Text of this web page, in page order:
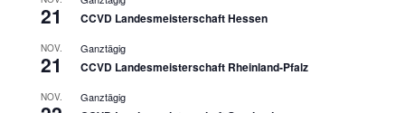
21 CCVD Landesmeisterschaft Hessen
NOV.
21
Ganztägig
CCVD Landesmeisterschaft Rheinland-Pfalz
NOV. Ganztägig